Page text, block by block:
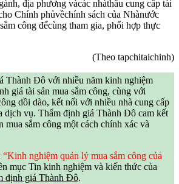
địa phương vàcác nhàthầu cung cấp tài
Chính phủvềchính sách của Nhànước
công đểcùng tham gia, phối hợp thực
(Theo tapchitaichinh)
Thành Đô với nhiều năm kinh nghiệm
giá tài sản mua sắm công, cùng với
dồi dào, kết nối với nhiều nhà cung cấp
dịch vụ. Thẩm định giá Thành Đô cam kết
mua sắm công một cách chính xác và
“Kinh nghiệm quản lý mua sắm công của
mục Tin kinh nghiệm và kiến thức của
định giá Thành Đô.